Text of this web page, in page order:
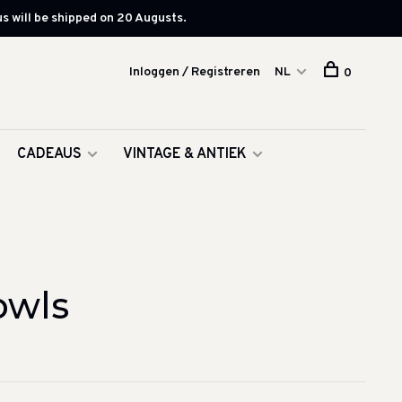
will be shipped on 20 Augusts.
CADEAUS
VINTAGE & ANTIEK
Inloggen / Registreren NL 0